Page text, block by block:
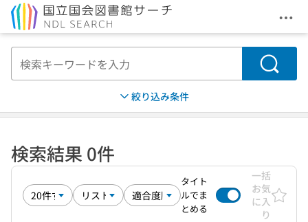
メ
検索
絞り込み条件
検索結果 0件
タイト
ルでま
とめる
一括
お気
に入
り